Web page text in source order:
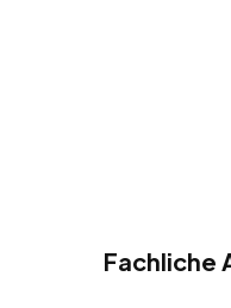
Fachliche